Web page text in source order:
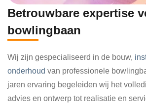
Betrouwbare expertise
bowlingbaan
Wij zijn gespecialiseerd in de bouw,
onderhoud van professionele
jaren ervaring begeleiden wij het
advies en ontwerp tot realisatie en